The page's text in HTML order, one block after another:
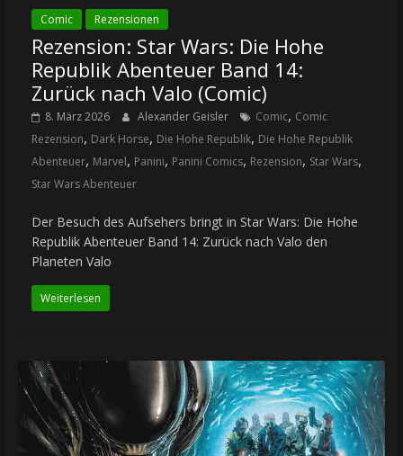
Comic Rezensionen
Rezension: Star Wars: Die Hohe
Republik Abenteuer Band 14:
Zurück nach Valo (Comic)
8. März 2026 Alexander Geisler Comic, Comic
Rezension, Dark Horse, Die Hohe Republik, Die Hohe Republik
Abenteuer, Marvel, Panini, Panini Comics, Rezension, Star Wars,
Star Wars Abenteuer
Der Besuch des Aufsehers bringt in Star Wars: Die Hohe
Republik Abenteuer Band 14: Zurück nach Valo den
Planeten Valo
Weiterlesen